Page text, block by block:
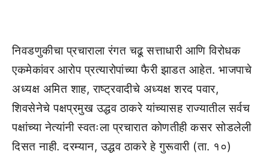
निवडणुकीचा प्रचाराला रंगत चढू सत्ताधारी आणि विरोधक
एकमेकांवर आरोप प्रत्यारोपांच्या फैरी झाडत आहेत. भाजपाचे
अध्यक्ष अमित शाह, राष्ट्रवादीचे अध्यक्ष शरद पवार,
शिवसेनेचे पक्षप्रमुख उद्धव ठाकरे यांच्यासह राज्यातील सर्वच
पक्षांच्या नेत्यांनी स्वतःला प्रचारात कोणतीही कसर सोडलेली
दिसत नाही. दरम्यान, उद्धव ठाकरे हे गुरूवारी (ता. १०)